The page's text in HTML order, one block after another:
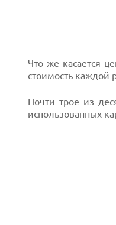
Что же касается
стоимость каждой
Почти трое из
использованных